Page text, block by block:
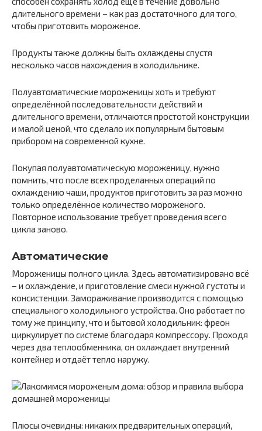
длительного времени – как раз достаточного для того,
чтобы приготовить мороженое.
Продукты также должны быть охлаждены спустя
несколько часов нахождения в холодильнике.
Полуавтоматические мороженицы хоть и требуют
определённой последовательности действий и
длительного времени, отличаются простотой конструкции
и малой ценой, что сделало их популярным бытовым
прибором на современной кухне.
Покупая полуавтоматическую мороженицу, нужно
помнить, что после всех проделанных операций по
охлаждению чаши, продуктов приготовить за раз можно
только определённое количество мороженого.
Повторное использование требует проведения всего
цикла заново.
Автоматические
Мороженицы полного цикла. Здесь автоматизировано всё
– и охлаждение, и приготовление смеси нужной густоты и
консистенции. Замораживание производится с помощью
специального холодильного устройства. Оно работает по
тому же принципу, что и бытовой холодильник: фреон
циркулирует по системе благодаря компрессору. Проходя
через два теплообменника, он охлаждает внутренний
контейнер и отдаёт тепло наружу.
Плюсы очевидны: никаких предварительных операций,